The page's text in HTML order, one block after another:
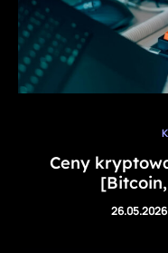
Ceny
26.05.2026